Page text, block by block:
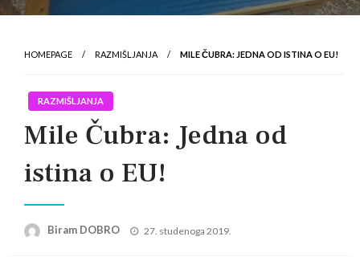
HOMEPAGE RAZMIŠLJANJA MILE ČUBRA‎: JEDNA OD ISTINA O EU!
RAZMIŠLJANJA
Mile Čubra‎: Jedna od
istina o EU!
Biram DOBRO
Posted
27. studenoga 2019.